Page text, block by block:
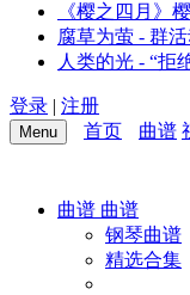
《樱之四月》
腐草为萤 - 群
人类的光 - “拒
登录 | 注册
Menu 首页 曲谱
曲谱 曲谱
钢琴曲谱
精选合集